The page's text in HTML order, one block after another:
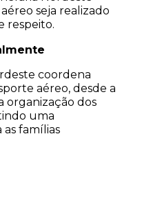
seja realizado
respeito.
coordena
aéreo, desde a
organização dos
uma
famílias